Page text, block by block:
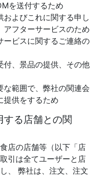
を送付するため
およびこれに関する申し
アフターサービスのため
ービスに関するご連絡の
付、景品の提供、その他
な範囲で、弊社の関連会
提供をするため
する店舗との関
店の店舗等（以下「店
引は全てユーザーと店
、 弊社は、注文、注文